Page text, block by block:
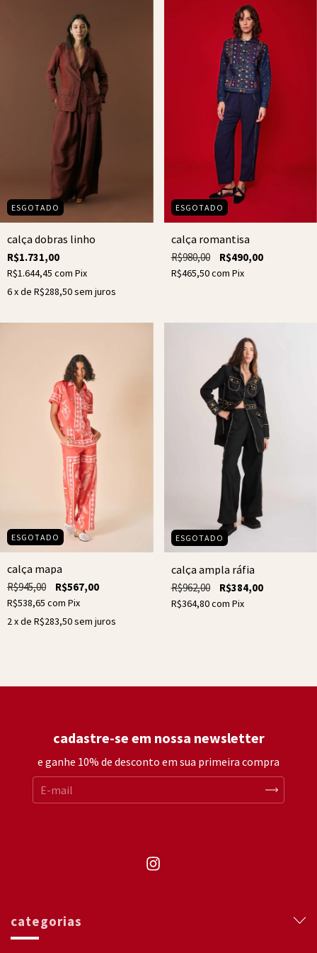
ESGOTADO
calça dobras linho
R$1.731,00
R$1.644,45 com Pix
6x de R$288,50sem juros
ESGOTADO
calça romantisa
R$980,00 R$490,00
R$465,50com Pix
ESGOTADO
calça mapa
R$945,00 R$567,00
R$538,65 com Pix
2x de R$283,50sem juros
ESGOTADO
calça ampla ráfia
R$962,00 R$384,00
R$364,80com Pix
cadastre-se em nossa newsletter
e ganhe 10% de desconto em sua primeira compra
categorias